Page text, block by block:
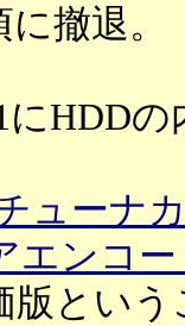
撤退。
HDDの
ューナ
エンコ
版とい